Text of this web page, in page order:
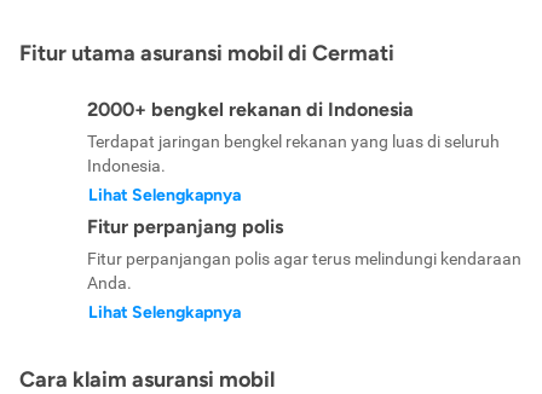
Fitur utama asuransi mobil di Cermati
2000+ bengkel rekanan di Indonesia
Terdapat jaringan bengkel rekanan yang luas di seluruh
Indonesia.
Lihat Selengkapnya
Fitur perpanjang polis
Fitur perpanjangan polis agar terus melindungi kendaraan
Anda.
Lihat Selengkapnya
Cara klaim asuransi mobil